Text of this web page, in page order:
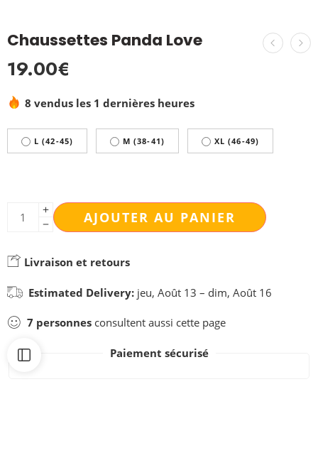
Chaussettes Panda Love
19.00€
8 vendus les 1 dernières heures
L (42-45) M (38-41) XL (46-49)
AJOUTER AU PANIER
Livraison et retours
Estimated Delivery: jeu, Août 13 – dim, Août 16
7 personnes consultent aussi cette page
Paiement sécurisé